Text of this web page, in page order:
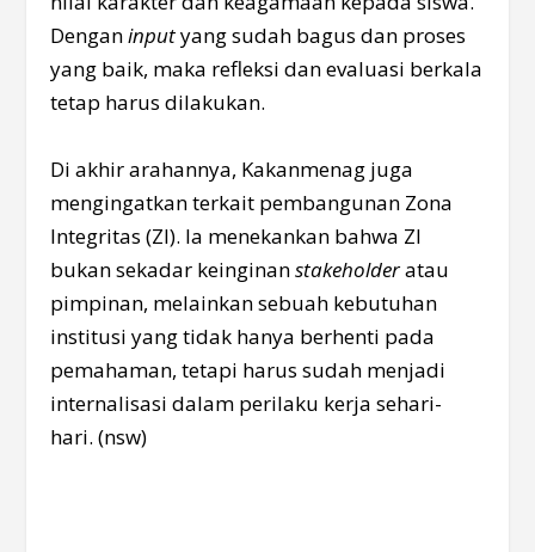
Denganinputyang sudah bagus dan proses
yang baik, maka refleksi dan evaluasi berkala
tetap harus dilakukan.
Di akhir arahannya, Kakanmenag juga
mengingatkan terkait pembangunan Zona
Integritas (ZI). Ia menekankan bahwa ZI
bukan sekadar keinginanstakeholderatau
pimpinan, melainkan sebuah kebutuhan
institusi yang tidak hanya berhenti pada
pemahaman, tetapi harus sudah menjadi
internalisasi dalam perilaku kerja sehari-
hari. (nsw)